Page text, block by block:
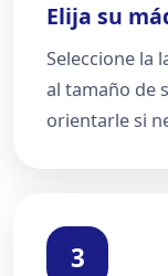
Elija su
Seleccione la
al tamaño de
orientarle si
3